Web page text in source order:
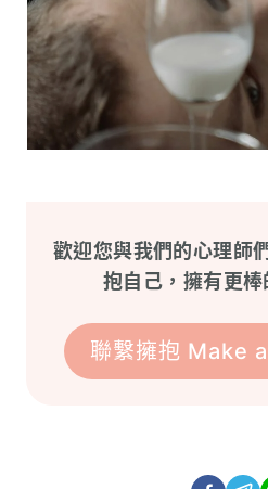
歡迎您與我們的心理師
抱自己，擁有更棒
聯繫擁抱 Make